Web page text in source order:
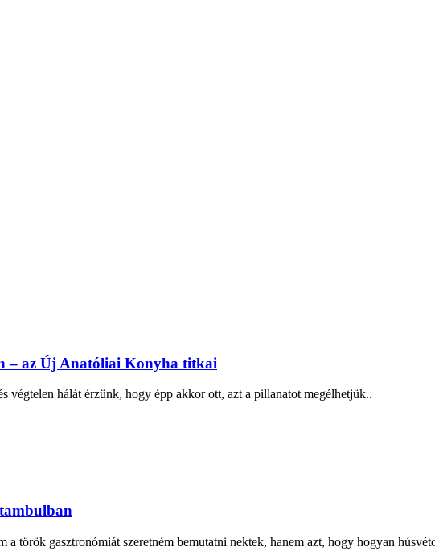
– az Új Anatóliai Konyha titkai
végtelen hálát érzünk, hogy épp akkor ott, azt a pillanatot megélhetjük..
török gasztronómiát szeretném bemutatni nektek, hanem azt, hogy hogyan